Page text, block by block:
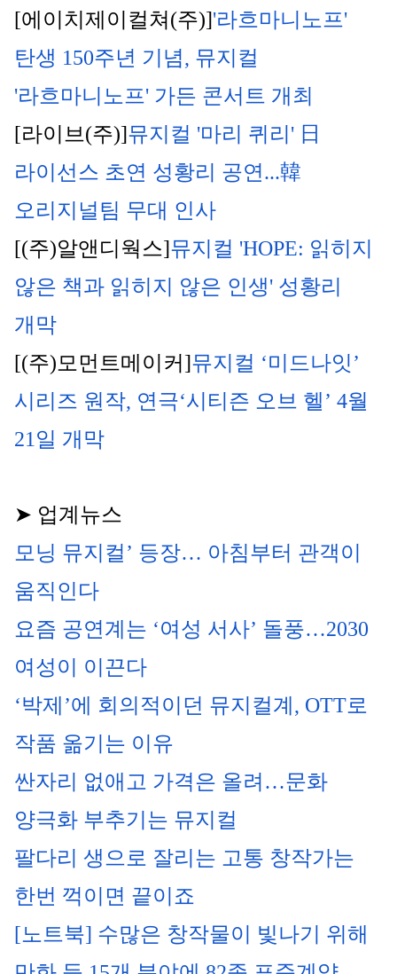
[에이치제이컬쳐(주)]'라흐마니노프'
탄생 150주년 기념, 뮤지컬
'라흐마니노프' 가든 콘서트 개최
[라이브(주)]뮤지컬 '마리 퀴리' 日
라이선스 초연 성황리 공연...韓
오리지널팀 무대 인사
[(주)알앤디웍스]뮤지컬 'HOPE: 읽히지
않은 책과 읽히지 않은 인생' 성황리
개막
[(주)모먼트메이커]뮤지컬 ‘미드나잇’
시리즈 원작, 연극‘시티즌 오브 헬’ 4월
21일 개막
➤ 업계뉴스
모닝 뮤지컬’ 등장… 아침부터 관객이
움직인다
요즘 공연계는 ‘여성 서사’ 돌풍…2030
여성이 이끈다
‘박제’에 회의적이던 뮤지컬계, OTT로
작품 옮기는 이유
싼자리 없애고 가격은 올려…문화
양극화 부추기는 뮤지컬
팔다리 생으로 잘리는 고통 창작가는
한번 꺽이면 끝이죠
[노트북] 수많은 창작물이 빛나기 위해